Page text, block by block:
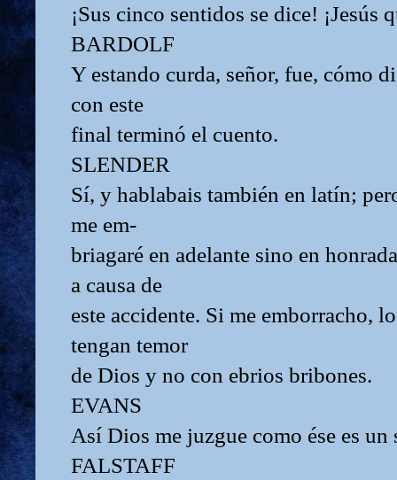
¡Sus cinco sentidos se dice! ¡Jesús
BARDOLF
Y estando curda, señor, fue, cómo
con este
final terminó el cuento.
SLENDER
Sí, y hablabais también en latín;
me em-
briagaré en adelante sino en
a causa de
este accidente. Si me emborracho,
tengan temor
de Dios y no con ebrios bribones.
EVANS
Así Dios me juzgue como ése es
FALSTAFF